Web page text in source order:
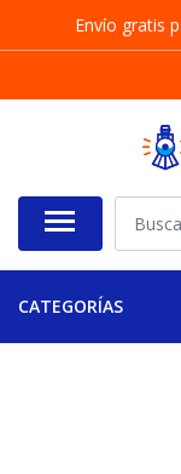
Envío gratis
CATEGORÍAS